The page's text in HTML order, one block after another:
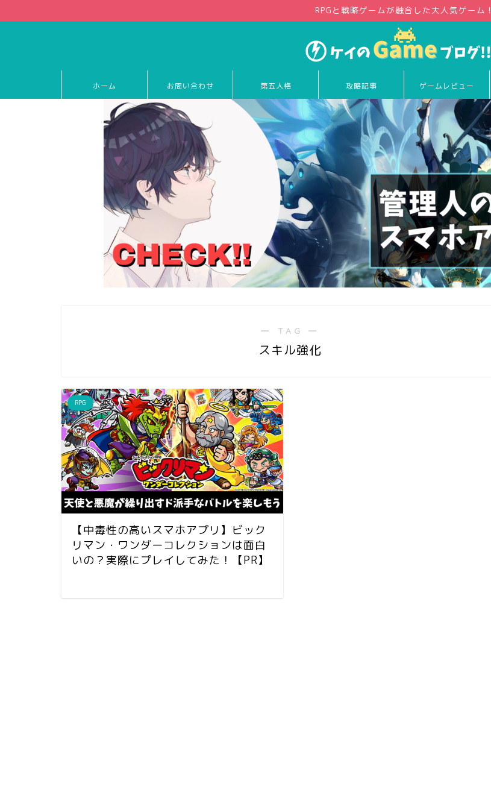
RPGと戦略ゲームが融合した大人気ゲーム！
ホーム お問い合わせ 第五人格 攻略記事 ゲームレビュー
― TAG ―
スキル強化
RPG
【中毒性の高いスマホアプリ】ビック
リマン・ワンダーコレクションは面白
いの？実際にプレイしてみた！【PR】